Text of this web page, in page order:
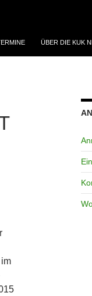
ÜBER DIE KUK